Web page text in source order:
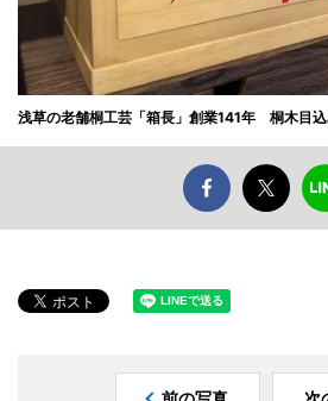
浅草の老舗桐工芸「箱長」創業141年 桐木目